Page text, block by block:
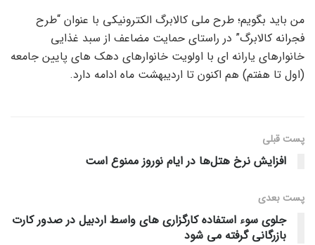
من باید بگویم؛ طرح ملی کالابرگ الکترونیکی با عنوان “طرح
فجرانه کالابرگ” در راستای حمایت مضاعف از سبد غذایی
خانوارهای یارانه ای با اولویت خانوارهای دهک های پایین جامعه
(اول تا هفتم) هم اکنون تا اردیبهشت ماه ادامه دارد.
پست قبلی
افزایش نرخ هتل‌ها در ایام نوروز ممنوع است
پست‌ بعدی
جلوی سوء استفاده کارگزاری های واسط اردبیل در صدور کارت
بازرگانی گرفته می شود